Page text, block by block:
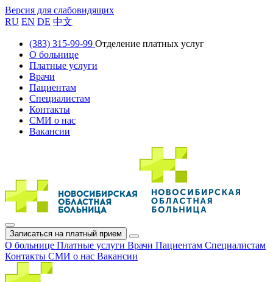
Версия для слабовидящих
RU EN DE 中文
(383) 315-99-99 Отделение платных услуг
О больнице
Платные услуги
Врачи
Пациентам
Специалистам
Контакты
СМИ о нас
Вакансии
Записаться на платный прием
О больнице Платные услуги Врачи Пациентам Специалистам
Контакты СМИ о нас Вакансии